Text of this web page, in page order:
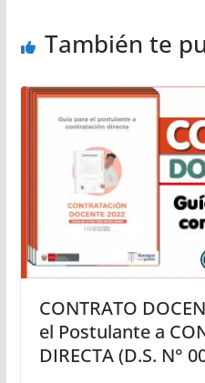
También te
CONTRATO
el Postulante a
DIRECTA (D.S. N°